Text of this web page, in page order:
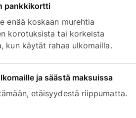
pankkikortti
enää koskaan murehtia
korotuksista tai korkeista
kun käytät rahaa ulkomailla.
ja säästä maksuissa
etäisyydestä riippumatta.